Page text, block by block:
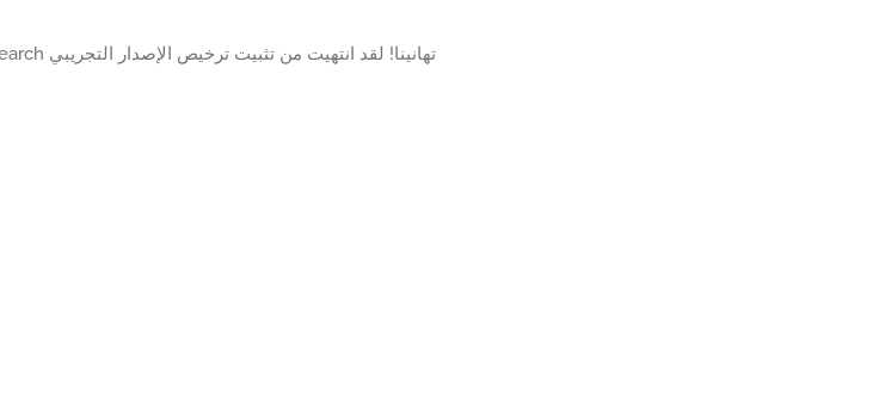
تهانينا! لقد انتهيت من تثبيت ترخيص الإصدار التجريبي ElasticSearch على أوبونتو لينكس.